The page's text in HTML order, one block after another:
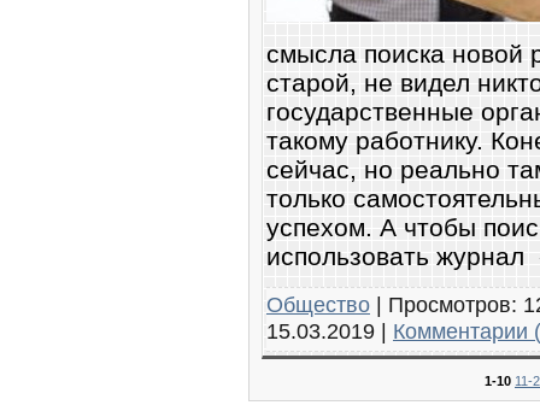
смысла поиска новой
старой, не видел
государственные
такому работнику.
сейчас, но реально
только
успехом. А чтобы
использовать
Общество | Просмотров:
15.03.2019 | Комментарии
1-10 11-